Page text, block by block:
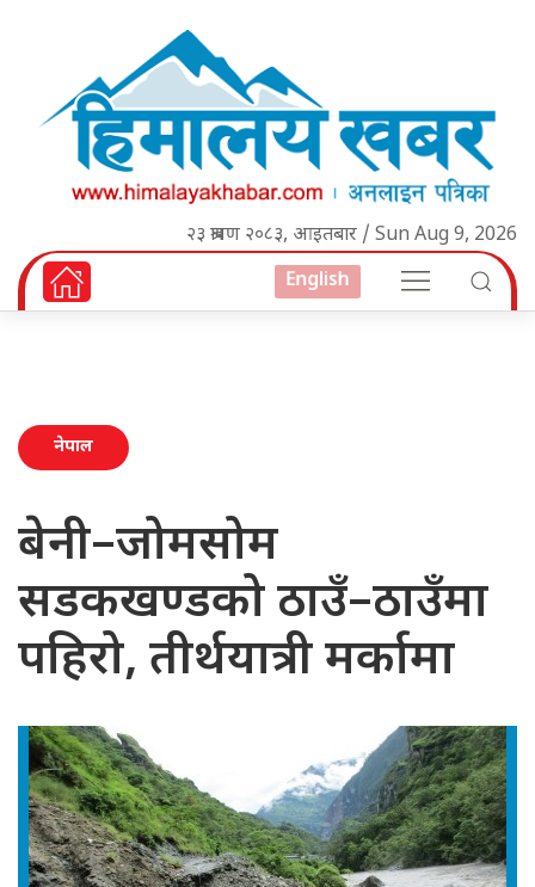
२३ श्रावण २०८३, आइतबार / Sun Aug 9, 2026
English
नेपाल
बेनी–जोमसोम
सडकखण्डको ठाउँ–ठाउँमा
पहिरो, तीर्थयात्री मर्कामा